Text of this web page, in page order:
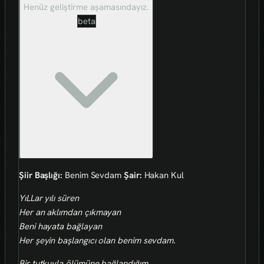
Henüz geliştirme aşamasındayız.
beta
Şiir Başlığı: Benim Sevdam Şair: Hakan Kul
YıLLar yılı süren
Her an aklımdan çıkmayan
Beni hayata bağlayan
Her şeyin başlangıcı olan benim sevdam.